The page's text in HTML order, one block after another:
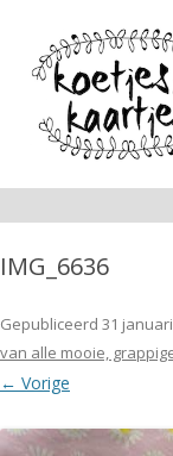
IMG_6636
Gepubliceerd 31
van alle mooie,
← Vorige